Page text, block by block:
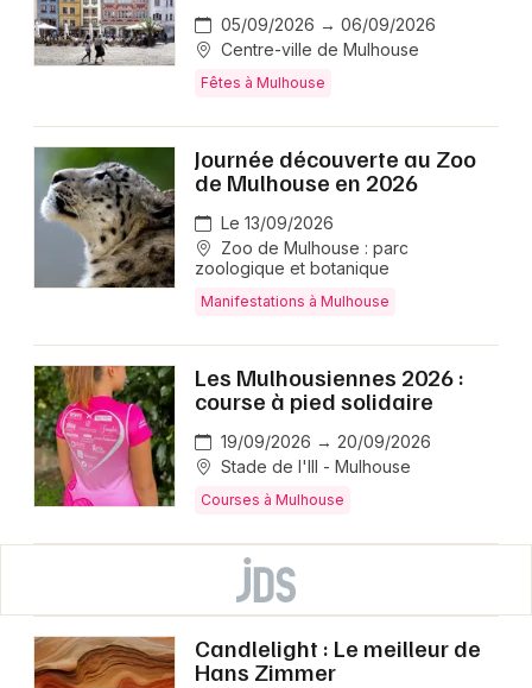
05/09/2026 → 06/09/2026
Centre-ville de Mulhouse
Fêtes à Mulhouse
Journée découverte au Zoo
de Mulhouse en 2026
Le 13/09/2026
Zoo de Mulhouse : parc
zoologique et botanique
Manifestations à Mulhouse
Les Mulhousiennes 2026 :
course à pied solidaire
19/09/2026 → 20/09/2026
Stade de l'Ill - Mulhouse
Courses à Mulhouse
Candlelight : Le meilleur de
Hans Zimmer